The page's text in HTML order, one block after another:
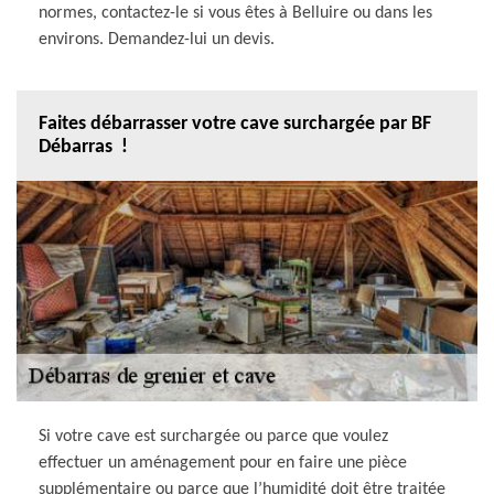
normes, contactez-le si vous êtes à Belluire ou dans les
environs. Demandez-lui un devis.
Faites débarrasser votre cave surchargée par BF
Débarras !
Si votre cave est surchargée ou parce que voulez
effectuer un aménagement pour en faire une pièce
supplémentaire ou parce que l’humidité doit être traitée